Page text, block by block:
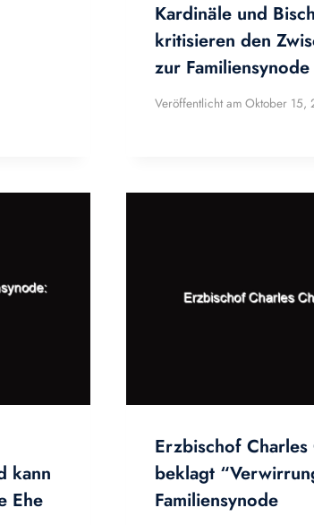
Kardinäle und
kritisieren den
zur Familiensynode
Veröffentlicht am Oktober 15,
kann
Ehe
Erzbischof Charles
beklagt
Familiensynode